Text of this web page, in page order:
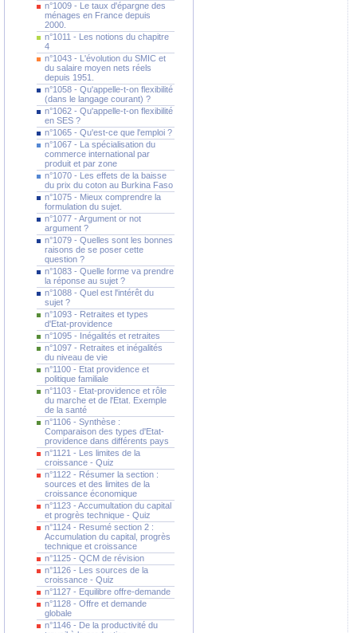
n°1009 - Le taux d'épargne des
ménages en France depuis
2000.
n°1011 - Les notions du chapitre
4
n°1043 - L'évolution du SMIC et
du salaire moyen nets réels
depuis 1951.
n°1058 - Qu'appelle-t-on flexibilité
(dans le langage courant) ?
n°1062 - Qu'appelle-t-on flexibilité
en SES ?
n°1065 - Qu'est-ce que l'emploi ?
n°1067 - La spécialisation du
commerce international par
produit et par zone
n°1070 - Les effets de la baisse
du prix du coton au Burkina Faso
n°1075 - Mieux comprendre la
formulation du sujet.
n°1077 - Argument or not
argument ?
n°1079 - Quelles sont les bonnes
raisons de se poser cette
question ?
n°1083 - Quelle forme va prendre
la réponse au sujet ?
n°1088 - Quel est l'intérêt du
sujet ?
n°1093 - Retraites et types
d'Etat-providence
n°1095 - Inégalités et retraites
n°1097 - Retraites et inégalités
du niveau de vie
n°1100 - Etat providence et
politique familiale
n°1103 - Etat-providence et rôle
du marche et de l'Etat. Exemple
de la santé
n°1106 - Synthèse :
Comparaison des types d'Etat-
providence dans différents pays
n°1121 - Les limites de la
croissance - Quiz
n°1122 - Résumer la section :
sources et des limites de la
croissance économique
n°1123 - Accumultation du capital
et progrès technique - Quiz
n°1124 - Resumé section 2 :
Accumulation du capital, progrès
technique et croissance
n°1125 - QCM de révision
n°1126 - Les sources de la
croissance - Quiz
n°1127 - Equilibre offre-demande
n°1128 - Offre et demande
globale
n°1146 - De la productivité du